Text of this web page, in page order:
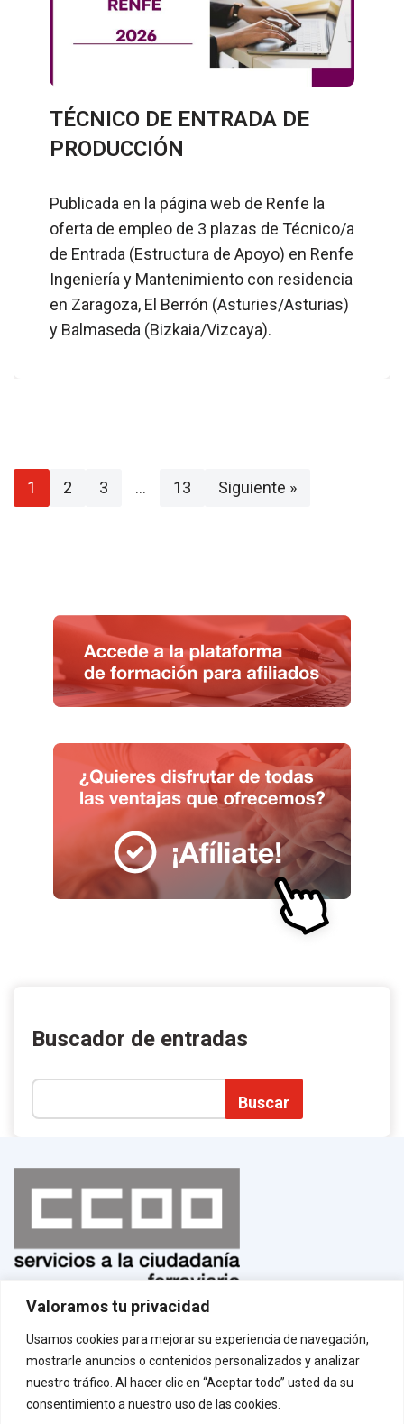
Valoramos tu privacidad
Usamos cookies para mejorar su experiencia de navegación,
mostrarle anuncios o contenidos personalizados y analizar
nuestro tráfico. Al hacer clic en “Aceptar todo” usted da su
consentimiento a nuestro uso de las cookies.
TÉCNICO DE ENTRADA DE
PRODUCCIÓN
Publicada en la página web de Renfe la
oferta de empleo de 3 plazas de Técnico/a
de Entrada (Estructura de Apoyo) en Renfe
Ingeniería y Mantenimiento con residencia
en Zaragoza, El Berrón (Asturies/Asturias)
y Balmaseda (Bizkaia/Vizcaya).
1 2 3 … 13 Siguiente »
Buscador de entradas
Buscar
Normas de uso
Aviso legal
Política de privacidad
Política de cookies
Contacto